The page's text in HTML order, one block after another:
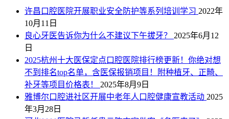
许昌口腔医院开展职业安全防护等系列培训学习 2022年
10月11日
良心牙医告诉你为什么不建议下午拔牙？ 2025年6月12
日
2025杭州十大医保定点口腔医院排行榜更新！你绝对想
不到排名top名单，含医保报销项目！附种植牙、正畸、
补牙等项目价格表！ 2025年8月9日
雅博尔口腔进社区开展中老年人口腔健康宣教活动 2025
年3月28日